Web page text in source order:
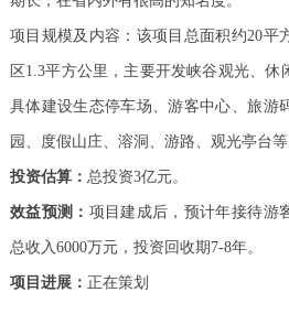
项目规模及内容：该项目总面积约20平
区1.3平方公里，主要开发峡谷观光、休
具体建设生态停车场、游客中心、旅游
园、度假山庄、溶洞、游路、观光亭台等
投资估算： 总投资3亿元。
效益预测： 项目建成后，预计年接待游
总收入6000万元，投资回收期7-8年。
项目进展： 正在策划